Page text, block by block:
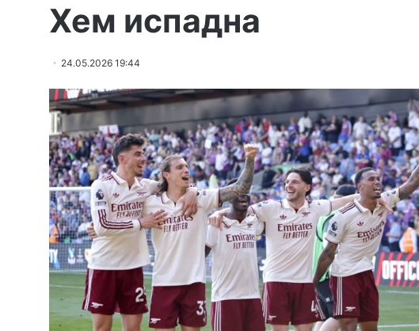
Хем испадна
24.05.2026 19:44